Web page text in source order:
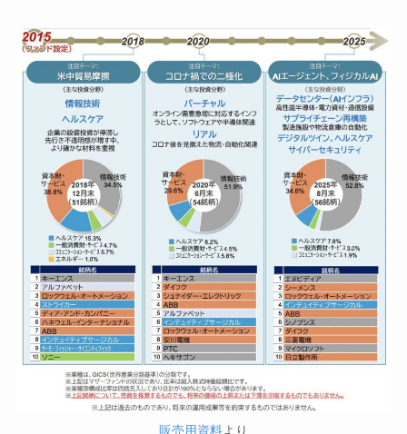
販売用資料より